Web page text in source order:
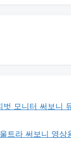
벗 모니터 써보니
트라 써보니 영상